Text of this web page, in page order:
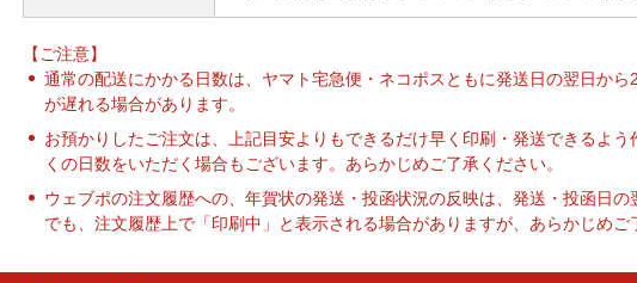
【ご注意】
通常の配送にかかる日数は、ヤマト宅急便・ネコポスともに発送日の翌日か
が遅れる場合があります。
お預かりしたご注文は、上記目安よりもできるだけ早く印刷・発送できるよ
くの日数をいただく場合もございます。あらかじめご了承ください。
ウェブポの注文履歴への、年賀状の発送・投函状況の反映は、発送・投函日
でも、注文履歴上で「印刷中」と表示される場合がありますが、あらかじめご